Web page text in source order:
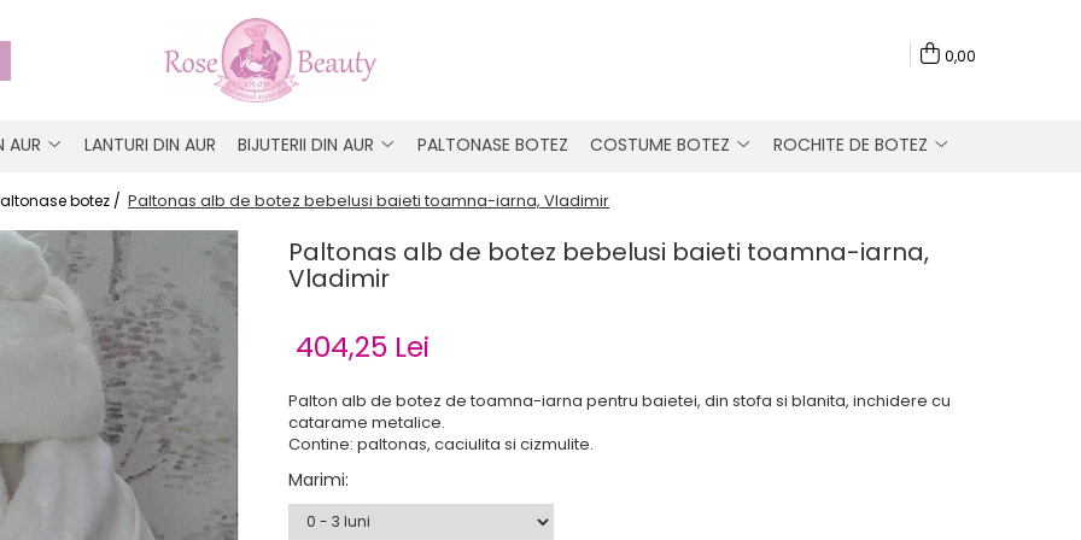
0,00
AUR LANTURI DIN AUR BIJUTERII DIN AUR PALTONASE BOTEZ COSTUME BOTEZ ROCHITE DE BOTEZ
botez / Paltonas alb de botez bebelusi baieti toamna-iarna, Vladimir
Paltonas alb de botez bebelusi baieti toamna-iarna,
Vladimir
404,25 Lei
Palton alb de botez de toamna-iarna pentru baietei, din stofa si blanita, inchidere cu
catarame metalice.
Contine: paltonas, caciulita si cizmulite.
Marimi: